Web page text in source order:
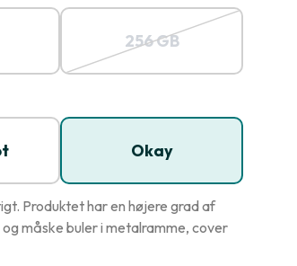
256 GB
Okay
Produktet har en højere grad af
måske buler i metalramme, cover